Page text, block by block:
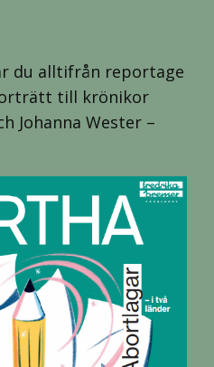
du alltifrån reportage
till krönikor
Johanna Wester –